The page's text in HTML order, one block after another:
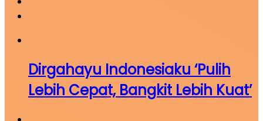
Dirgahayu Indonesiaku ‘Pulih
Lebih Cepat, Bangkit Lebih Kuat’